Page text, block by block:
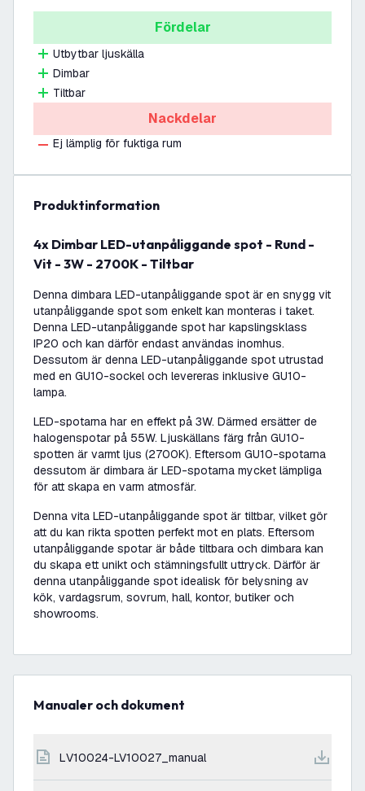
Fördelar
Utbytbar ljuskälla
Dimbar
Tiltbar
Nackdelar
Ej lämplig för fuktiga rum
produktinformation
4x Dimbar LED-utanpåliggande spot - Rund -
Vit - 3W - 2700K - Tiltbar
Denna dimbara LED-utanpåliggande spot är en snygg vit
utanpåliggande spot som enkelt kan monteras i taket.
Denna LED-utanpåliggande spot har kapslingsklass
IP20 och kan därför endast användas inomhus.
Dessutom är denna LED-utanpåliggande spot utrustad
med en GU10-sockel och levereras inklusive GU10-
lampa.
LED-spotarna har en effekt på 3W. Därmed ersätter de
halogenspotar på 55W. Ljuskällans färg från GU10-
spotten är varmt ljus (2700K). Eftersom GU10-spotarna
dessutom är dimbara är LED-spotarna mycket lämpliga
för att skapa en varm atmosfär.
Denna vita LED-utanpåliggande spot är tiltbar, vilket gör
att du kan rikta spotten perfekt mot en plats. Eftersom
utanpåliggande spotar är både tiltbara och dimbara kan
du skapa ett unikt och stämningsfullt uttryck. Därför är
denna utanpåliggande spot idealisk för belysning av
kök, vardagsrum, sovrum, hall, kontor, butiker och
showrooms.
Manualer och dokument
LV10024-LV10027_manual